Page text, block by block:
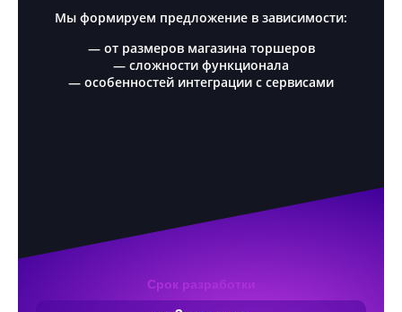
Мы формируем предложение в зависимости:
— от размеров магазина торшеров
— сложности функционала
— особенностей интеграции с сервисами
Срок разработки